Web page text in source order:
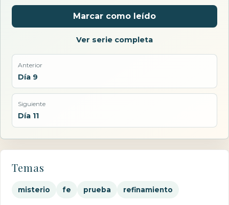
Marcar como leído
Ver serie completa
Anterior
Día 9
Siguiente
Día 11
Temas
misterio fe prueba refinamiento